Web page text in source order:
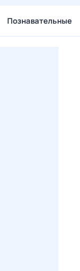
Познавательные